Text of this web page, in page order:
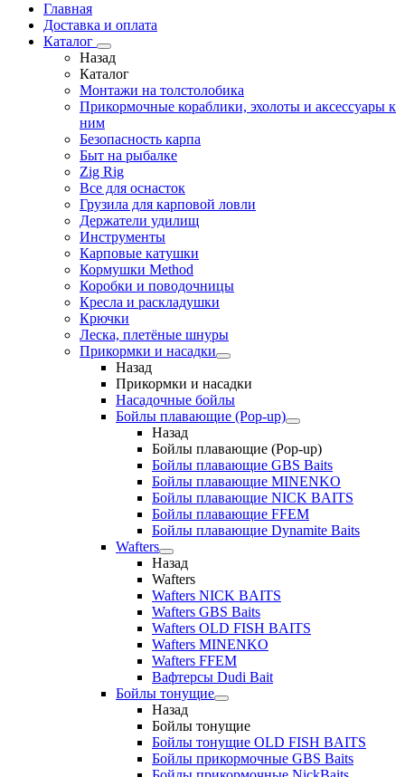
Главная
Доставка и оплата
Каталог
Назад
Каталог
Монтажи на толстолобика
Прикормочные кораблики, эхолоты и аксессуары к
ним
Безопасность карпа
Быт на рыбалке
Zig Rig
Все для оснасток
Грузила для карповой ловли
Держатели удилищ
Инструменты
Карповые катушки
Кормушки Method
Коробки и поводочницы
Кресла и раскладушки
Крючки
Леска, плетёные шнуры
Прикормки и насадки
Назад
Прикормки и насадки
Насадочные бойлы
Бойлы плавающие (Pop-up)
Назад
Бойлы плавающие (Pop-up)
Бойлы плавающие GBS Baits
Бойлы плавающие MINENKO
Бойлы плавающие NICK BAITS
Бойлы плавающие FFEM
Бойлы плавающие Dynamite Baits
Wafters
Назад
Wafters
Wafters NICK BAITS
Wafters GBS Baits
Wafters OLD FISH BAITS
Wafters MINENKO
Wafters FFEM
Вафтерсы Dudi Bait
Бойлы тонущие
Назад
Бойлы тонущие
Бойлы тонущие OLD FISH BAITS
Бойлы прикормочные GBS Baits